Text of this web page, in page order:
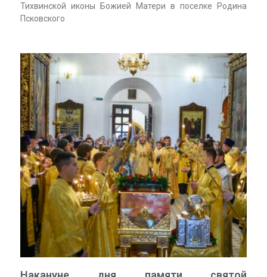
Тихвинской иконы Божией Матери в поселке Родина
Псковского